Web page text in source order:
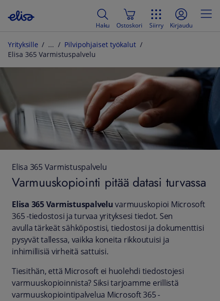
Haku Ostoskori Siirry Kirjaudu
Yrityksille
Pilvipohjaiset työkalut
Elisa 365 Varmistuspalvelu
Elisa 365 Varmistuspalvelu
Varmuuskopiointi pitää datasi turvassa
Elisa 365 Varmistuspalveluvarmuuskopioi Microsoft
365 -tiedostosi ja turvaa yrityksesi tiedot. Sen
avulla tärkeät sähköpostisi, tiedostosi ja dokumenttisi
pysyvät tallessa, vaikka koneita rikkoutuisi ja
inhimillisiä virheitä sattuisi.
Tiesithän, että Microsoft ei huolehdi tiedostojesi
varmuuskopioinnista? Siksi tarjoamme erillistä
varmuuskopiointipalvelua Microsoft 365 -